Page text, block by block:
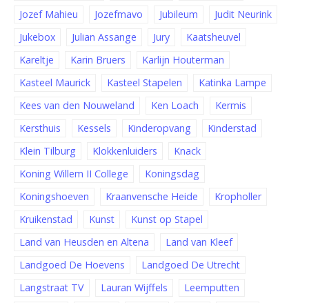
Jozef Mahieu Jozefmavo Jubileum
Judit Neurink
Jukebox
Julian Assange Jury
Kaatsheuvel
Kareltje
Karin Bruers
Karlijn Houterman
Kasteel Maurick
Kasteel Stapelen
Katinka Lampe
Kees van den Nouweland
Ken Loach
Kermis
Kersthuis
Kessels Kinderopvang
Kinderstad
Klein Tilburg
Klokkenluiders
Knack
Koning Willem II College
Koningsdag
Koningshoeven
Kraanvensche Heide
Kropholler
Kruikenstad
Kunst
Kunst op Stapel
Land van Heusden en Altena
Land van Kleef
Landgoed De Hoevens
Landgoed De Utrecht
Langstraat TV
Lauran Wijffels
Leemputten